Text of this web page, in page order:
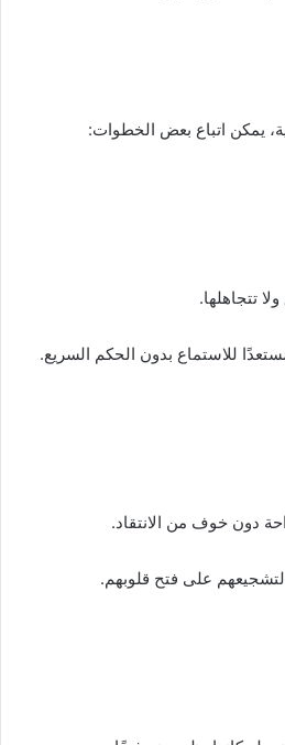
يمكن اتباع بعض الخطوات:
تتجاهلها.
للاستماع بدون الحكم السريع.
دون خوف من الانتقاد.
على فتح قلوبهم.